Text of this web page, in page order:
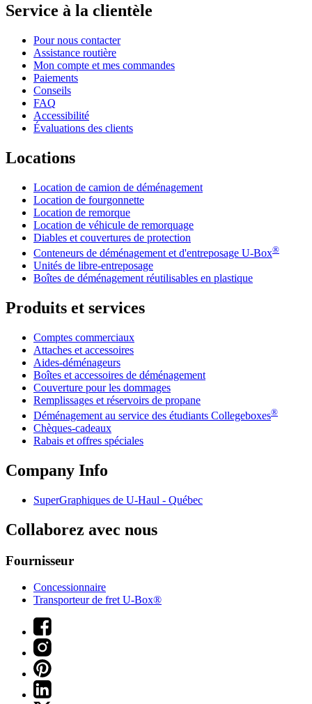
Service à la clientèle
Pour nous contacter
Assistance routière
Mon compte et mes commandes
Paiements
Conseils
FAQ
Accessibilité
Évaluations des clients
Locations
Location de camion de déménagement
Location de fourgonnette
Location de remorque
Location de véhicule de remorquage
Diables et couvertures de protection
Conteneurs de déménagement et d'entreposage U-Box®
Unités de libre-entreposage
Boîtes de déménagement réutilisables en plastique
Produits et services
Comptes commerciaux
Attaches et accessoires
Aides-déménageurs
Boîtes et accessoires de déménagement
Couverture pour les dommages
Remplissages et réservoirs de propane
Déménagement au service des étudiants Collegeboxes®
Chèques-cadeaux
Rabais et offres spéciales
Company Info
SuperGraphiques de U-Haul - Québec
Collaborez avec nous
Fournisseur
Concessionnaire
Transporteur de fret U-Box®